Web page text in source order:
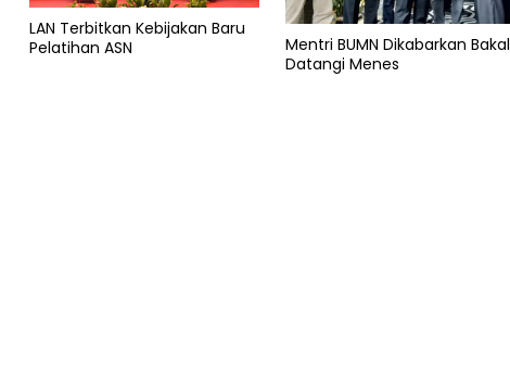
LAN Terbitkan Kebijakan Baru
Pelatihan ASN
Mentri BUMN Dikabarkan Bakal
Datangi Menes